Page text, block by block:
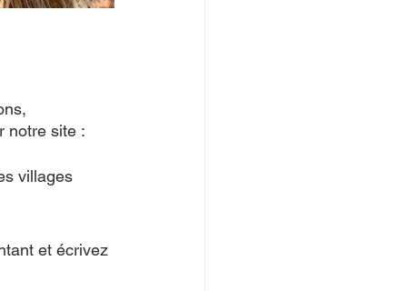
notre site :
villages
et écrivez